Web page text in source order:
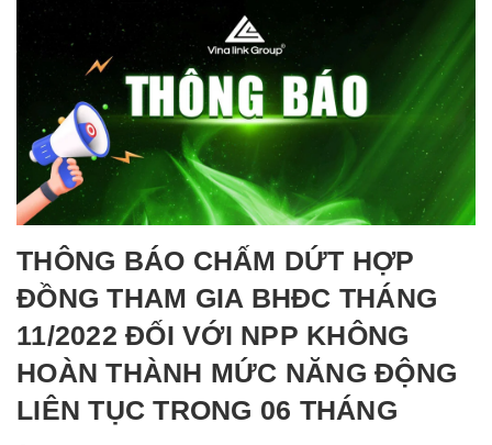
THÔNG BÁO CHẤM DỨT HỢP
ĐỒNG THAM GIA BHĐC THÁNG
11/2022 ĐỐI VỚI NPP KHÔNG
HOÀN THÀNH MỨC NĂNG ĐỘNG
LIÊN TỤC TRONG 06 THÁNG